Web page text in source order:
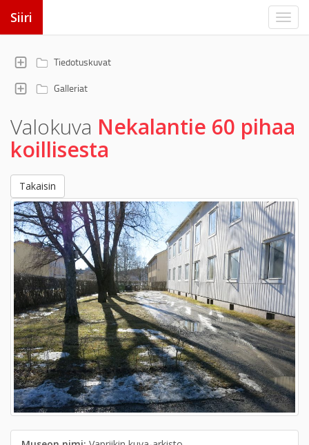
Siiri
Tiedotuskuvat
Galleriat
Valokuva Nekalantie 60 pihaa
koillisesta
Takaisin